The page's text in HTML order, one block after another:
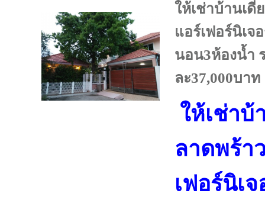
ให้เช่าบ้านเ
แอร์เฟอร์นิเจ
นอน3ห้องน้ำ
ละ37,000บาท
ให้เช่าบ้
ลาดพร้า
เฟอร์นิเ